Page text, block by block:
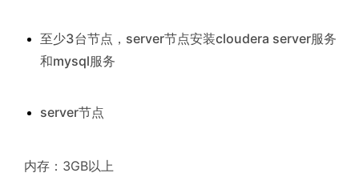
至少3台节点，server节点安装cloudera server服务
和mysql服务
server节点
​ 内存：3GB以上